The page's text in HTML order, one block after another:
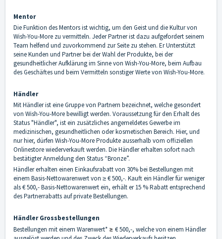
Mentor
Die Funktion des Mentors ist wichtig, um den Geist und die Kultur von
Wish-You-More zu vermitteln. Jeder Partner ist dazu aufgefordert seinem
Team helfend und zuvorkommend zur Seite zu stehen. Er Unterstützt
seine Kunden und Partner bei der Wahl der Produkte, bei der
gesundheitlicher Aufklärung im Sinne von Wish-You-More, beim Aufbau
des Geschäftes und beim Vermitteln sonstiger Werte von Wish-You-More.
Händler
Mit Händler ist eine Gruppe von Partnern bezeichnet, welche gesondert
von Wish-You-More bewilligt werden. Voraussetzung für den Erhalt des
Status "Händler", ist ein zusätzliches angemeldetes Gewerbe im
medizinischen, gesundheitlichen oder kosmetischen Bereich. Hier, und
nur hier, dürfen Wish-You-More Produkte ausserhalb vom offiziellen
Onlinestore wiederverkauft werden. Die Händler erhalten sofort nach
bestätigter Anmeldung den Status “Bronze”.
Händler erhalten einen Einkaufsrabatt von 30% bei Bestellungen mit
einem Basis-Nettowarenwert von ≥ € 500,-. Kauft ein Händler für weniger
als € 500,- Basis-Nettowarenwert ein, erhält er 15 % Rabatt entsprechend
des Partnerrabatts auf private Bestellungen.
Händler Grossbestellungen
Bestellungen mit einem Warenwert* ≥ € 500,-, welche von einem Händler